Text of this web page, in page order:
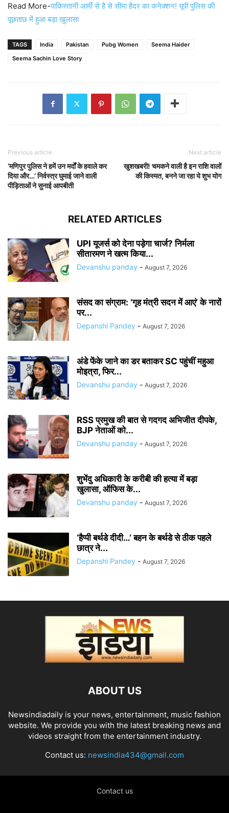
Read More-पाकिस्तानी आर्मी से है से सीमा हैदर का कनेक्शन! यूपी पुलिस की
पूछताछ में हुआ बड़ा खुलासा
TAGS India Pakistan Pubg Women
Seema Haider
Seema Sachin Love Story
Previous article
‘मणिपुर पुलिस ने हमें उन मर्दों के हवाले कर
दिया और…’ निर्वस्त्र घुमाई जाने वाली
पीड़िताओं ने सुनाई आपबीती
Next article
खुशखबरी! चमकने वाली है इन राशि वालों
की किस्मत, बनने जा रहा ये शुभ योग
RELATED ARTICLES
UPI यूजर्स को देना पड़ेगा चार्ज? निर्मला
सीतारमण ने खत्म किया...
Devanshu panday - August 7, 2026
संसद का संग्राम: ‘गृह मंत्री सदन में आएं’ के नारों
पर...
Depanshi Pandey - August 7, 2026
अंडे फेंके जाने का डर बताकर SC पहुंचीं महुआ
मोइत्रा, फिर...
Devanshu panday - August 7, 2026
RSS प्रमुख की बात से गदगद अभिजीत दीपके,
BJP नेताओं को...
Devanshu panday - August 7, 2026
शुभेंदु अधिकारी के करीबी की हत्या में बड़ा
खुलासा, ऑफिस के...
Devanshu panday - August 7, 2026
‘हैप्पी बर्थडे दीदी…’ बहन के बर्थडे से ठीक पहले
छात्र ने...
Depanshi Pandey - August 7, 2026
ABOUT US
Newsindiadaily is your news, entertainment, music fashion
website. We provide you with the latest breaking news and
videos straight from the entertainment industry.
Contact us: newsindia434@gmail.com
Contact us